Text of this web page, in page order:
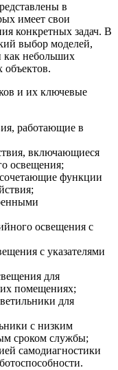
в
имеет свои
конкретных задач. В
выбор моделей,
как небольших
и их ключевые
работающие в
включающиеся
освещения;
функции
освещения с
с указателями
для
помещениях;
для
с низким
сроком службы;
самодиагностики